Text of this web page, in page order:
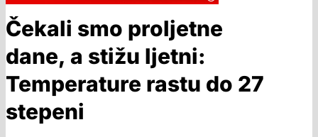
Čekali smo proljetne
dane, a stižu ljetni:
Temperature rastu do 27
stepeni